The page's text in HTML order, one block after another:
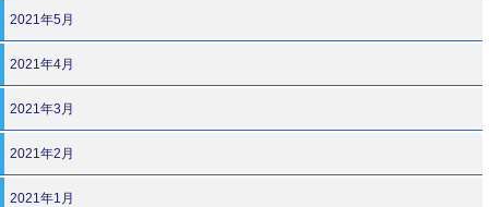
2021年5月
2021年4月
2021年3月
2021年2月
2021年1月